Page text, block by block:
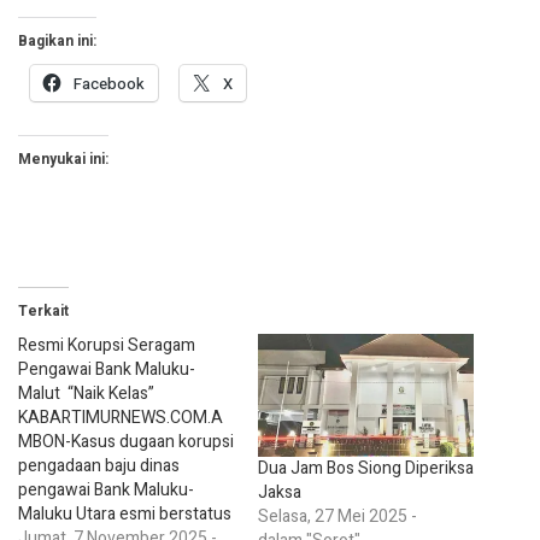
Bagikan ini:
Facebook X
Menyukai ini:
Terkait
Resmi Korupsi Seragam
Pengawai Bank Maluku-
Malut “Naik Kelas”
KABARTIMURNEWS.COM.A
MBON-Kasus dugaan korupsi
pengadaan baju dinas
pengawai Bank Maluku-
Maluku Utara esmi berstatus
Dua Jam Bos Siong Diperiksa
Jaksa
Selasa, 27 Mei 2025 -